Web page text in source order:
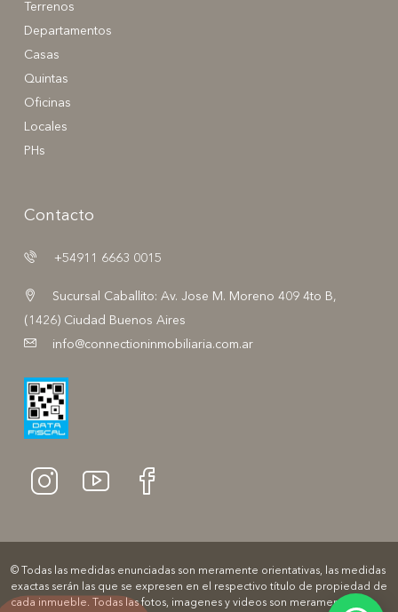
Terrenos
Departamentos
Casas
Quintas
Oficinas
Locales
PHs
Contacto
+54911 6663 0015
Sucursal Caballito: Av. Jose M. Moreno 409 4to B,
(1426) Ciudad Buenos Aires
info@connectioninmobiliaria.com.ar
© Todas las medidas enunciadas son meramente orientativas, las medidas
exactas serán las que se expresen en el respectivo título de propiedad de
cada inmueble. Todas las fotos, imagenes y videos son meramente